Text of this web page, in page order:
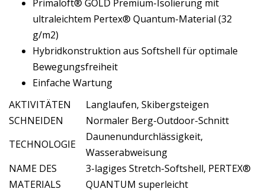
Primaloft® GOLD Premium-Isolierung mit
ultraleichtem Pertex® Quantum-Material (32
g/m2)
Hybridkonstruktion aus Softshell für optimale
Bewegungsfreiheit
Einfache Wartung
AKTIVITÄTEN
Langlaufen, Skibergsteigen
SCHNEIDEN
Normaler Berg-Outdoor-Schnitt
TECHNOLOGIE
Daunenundurchlässigkeit,
Wasserabweisung
NAME DES
MATERIALS
3-lagiges Stretch-Softshell, PERTEX®
QUANTUM superleicht